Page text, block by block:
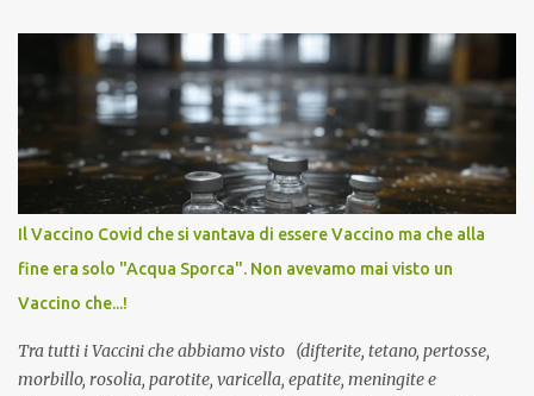
pandemia. Un interrogativo che dovrebbe scuotere chiunque abbia
ancora il coraggio di pensare con la propria testa. Per il vaccino
anti-Covid, un pro-farmaco, con autorizzazione condizionata,
sviluppato in tempi record, con tecnologie mai utilizzate prima su
larga scala, ancora oggetto di studio e di discussione
internazionale serve solo una firma. La tua. Lo si somministra
anche a persone sane, giovani, senza fattori di rischio, spesso già
serve una prescrizione. Non c’è diagnosi. Non c’è presa in carico.
L’unico atto richiesto è una fi...
Il Vaccino Covid che si vantava di essere Vaccino ma che alla
fine era solo "Acqua Sporca". Non avevamo mai visto un
Vaccino che...!
Tra tutti i Vaccini che abbiamo visto (difterite, tetano, pertosse,
morbillo, rosolia, parotite, varicella, epatite, meningite e